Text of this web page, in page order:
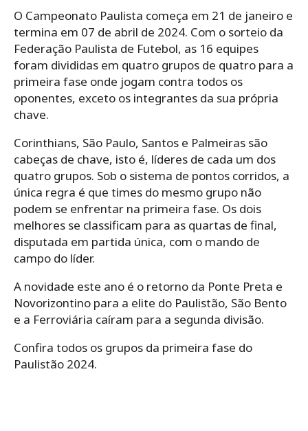
O Campeonato Paulista começa em 21 de janeiro e
termina em 07 de abril de 2024. Com o sorteio da
Federação Paulista de Futebol, as 16 equipes
foram divididas em quatro grupos de quatro para a
primeira fase onde jogam contra todos os
oponentes, exceto os integrantes da sua própria
chave.
Corinthians, São Paulo, Santos e Palmeiras são
cabeças de chave, isto é, líderes de cada um dos
quatro grupos. Sob o sistema de pontos corridos, a
única regra é que times do mesmo grupo não
podem se enfrentar na primeira fase. Os dois
melhores se classificam para as quartas de final,
disputada em partida única, com o mando de
campo do líder.
A novidade este ano é o retorno da Ponte Preta e
Novorizontino para a elite do Paulistão, São Bento
e a Ferroviária caíram para a segunda divisão.
Confira todos os grupos da primeira fase do
Paulistão 2024.